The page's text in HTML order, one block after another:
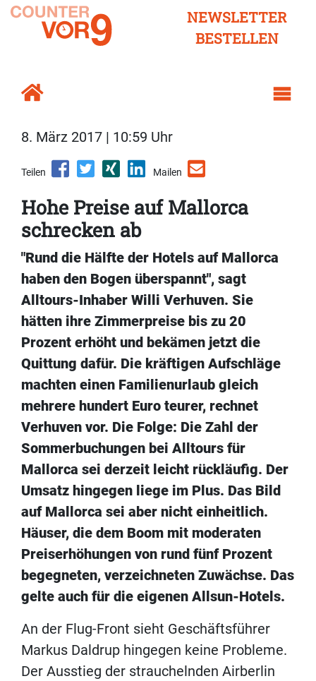
NEWSLETTER
BESTELLEN
8. März 2017 | 10:59 Uhr
Teilen Mailen
Hohe Preise auf Mallorca
schrecken ab
"Rund die Hälfte der Hotels auf Mallorca
haben den Bogen überspannt", sagt
Alltours-Inhaber Willi Verhuven. Sie
hätten ihre Zimmerpreise bis zu 20
Prozent erhöht und bekämen jetzt die
Quittung dafür. Die kräftigen Aufschläge
machten einen Familienurlaub gleich
mehrere hundert Euro teurer, rechnet
Verhuven vor. Die Folge: Die Zahl der
Sommerbuchungen bei Alltours für
Mallorca sei derzeit leicht rückläufig. Der
Umsatz hingegen liege im Plus. Das Bild
auf Mallorca sei aber nicht einheitlich.
Häuser, die dem Boom mit moderaten
Preiserhöhungen von rund fünf Prozent
begegneten, verzeichneten Zuwächse. Das
gelte auch für die eigenen Allsun-Hotels.
An der Flug-Front sieht Geschäftsführer
Markus Daldrup hingegen keine Probleme.
Der Ausstieg der strauchelnden Airberlin